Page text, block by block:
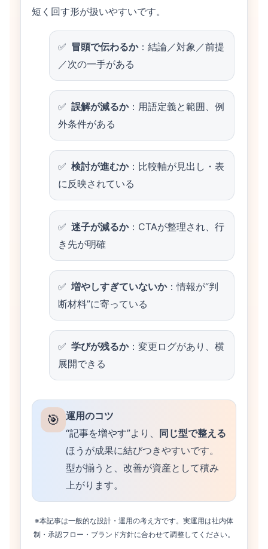
短く回す形が扱いやすいです。
冒頭で伝わるか：結論／対象／前提
／次の一手がある
誤解が減るか：用語定義と範囲、例
外条件がある
検討が進むか：比較軸が見出し・表
に反映されている
迷子が減るか：CTAが整理され、行
き先が明確
増やしすぎていないか：情報が“判
断材料”に寄っている
学びが残るか：変更ログがあり、横
展開できる
🎯 運用のコツ
“記事を増やす”より、
同じ型で整える
ほうが成果に結びつきやすいです。
型が揃うと、改善が資産として積み
上がります。
※本記事は一般的な設計・運用の考え方です。実運用は社内体
制・承認フロー・ブランド方針に合わせて調整してください。